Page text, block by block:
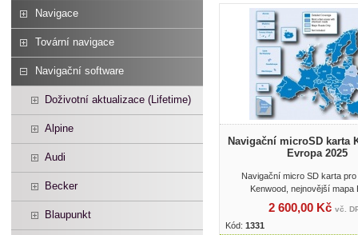
Navigace
Tovární navigace
Navigační software
Doživotní aktualizace (Lifetime)
Alpine
Audi
Becker
Blaupunkt
Navigační microSD karta
Evropa 2025
Navigační micro SD karta
Kenwood, nejnovější mapa
2 600,00 Kč vč.
Kód: 1331